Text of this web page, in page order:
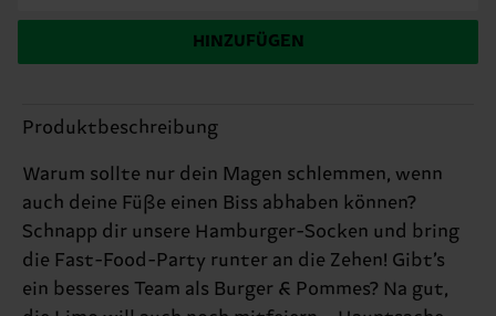
HINZUFÜGEN
Produktbeschreibung
Warum sollte nur dein Magen schlemmen, wenn
auch deine Füße einen Biss abhaben können?
Schnapp dir unsere Hamburger-Socken und bring
die Fast-Food-Party runter an die Zehen! Gibt’s
ein besseres Team als Burger & Pommes? Na gut,